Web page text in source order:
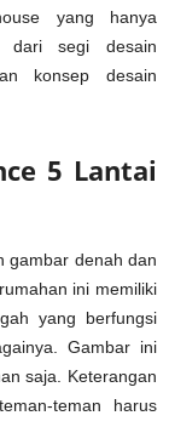
yang hanya
dari segi desain
konsep desain
5 Lantai
gambar denah dan
ini memiliki
yang berfungsi
Gambar ini
saja. Keterangan
teman harus